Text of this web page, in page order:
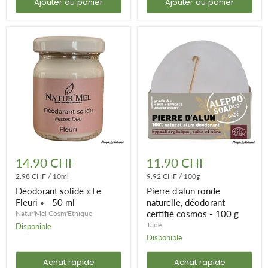
en huile végétale de coco, idéale pour ses propriétés anti-
permettant une texture stable dans le temps.
solide
Le
Fleuri
50
ml
14.90 CHF
2.98 CHF / 10ml
Déodorant solide « Le
Fleuri » - 50 ml
Natur'Mel Cosm'Ethique
Disponible
Achat rapide
d'alun
ronde
naturelle,
déodorant
certifié
cosmos
100
g
11.90 CHF
9.92 CHF / 100g
Pierre d'alun ronde
naturelle, déodorant
certifié cosmos - 100 g
Tadé
Disponible
Achat rapide